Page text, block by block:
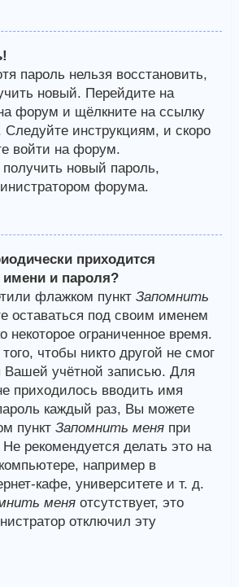
пароль нельзя восстановить,
новый. Перейдите на
форум и щёлкните на ссылку
Следуйте инструкциям, и скоро
войти на форум.
новый пароль,
форума.
приходится
имени и пароля?
флажком пункт Запомнить
оставаться под своим именем
некоторое ограниченное время.
чтобы никто другой не смог
Вашей учётной записью. Для
приходилось вводить имя
каждый раз, Вы можете
пункт Запомнить меня при
рекомендуется делать это на
например в
кафе, университете и т. д.
меня отсутствует, это
отключил эту